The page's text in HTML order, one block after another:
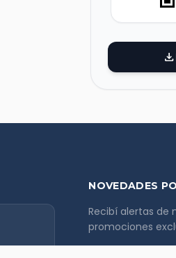
download
NOVEDADES
Recibí alertas de
promociones